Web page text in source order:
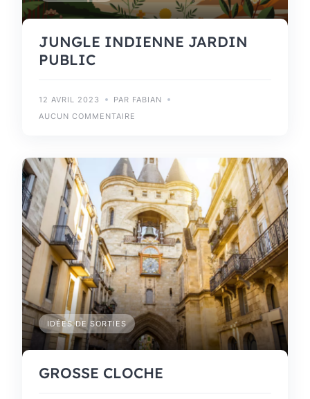
JUNGLE INDIENNE JARDIN
PUBLIC
12 AVRIL 2023
PAR FABIAN
AUCUN COMMENTAIRE
IDÉES DE SORTIES
GROSSE CLOCHE